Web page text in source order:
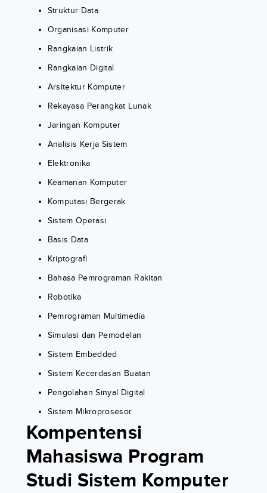
Struktur Data
Organisasi Komputer
Rangkaian Listrik
Rangkaian Digital
Arsitektur Komputer
Rekayasa Perangkat Lunak
Jaringan Komputer
Analisis Kerja Sistem
Elektronika
Keamanan Komputer
Komputasi Bergerak
Sistem Operasi
Basis Data
Kriptografi
Bahasa Pemrograman Rakitan
Robotika
Pemrograman Multimedia
Simulasi dan Pemodelan
Sistem Embedded
Sistem Kecerdasan Buatan
Pengolahan Sinyal Digital
Sistem Mikroprosesor
Kompentensi
Mahasiswa Program
Studi Sistem Komputer